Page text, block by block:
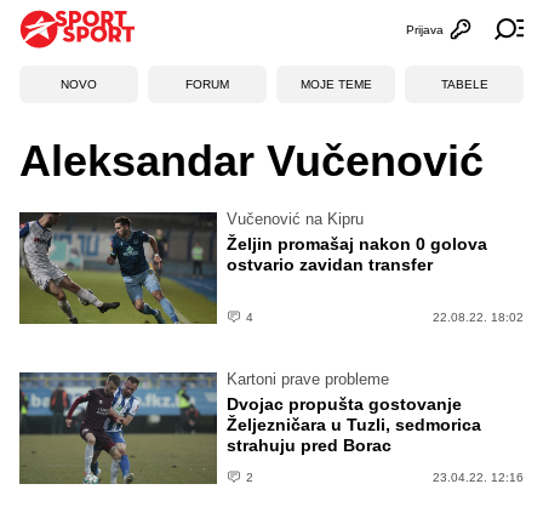
Otvori
Prijava
NOVO FORUM MOJE TEME TABELE
Aleksandar Vučenović
Vučenović na Kipru
Željin promašaj nakon 0 golova
ostvario zavidan transfer
4 22.08.22. 18:02
Kartoni prave probleme
Dvojac propušta gostovanje
Željezničara u Tuzli, sedmorica
strahuju pred Borac
2 23.04.22. 12:16